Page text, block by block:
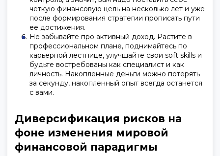
четкую финансовую цель на несколько лет и уже
после формирования стратегии прописать пути
ее достижения.
Не забывайте про активный доход. Растите в
профессиональном плане, поднимайтесь по
карьерной лестнице, улучшайте свои soft skills и
будьте востребованы как специалист и как
личность. Накопленные деньги можно потерять
за секунду, накопленный опыт всегда останется
с вами.
Диверсификация рисков на
фоне изменения мировой
финансовой парадигмы